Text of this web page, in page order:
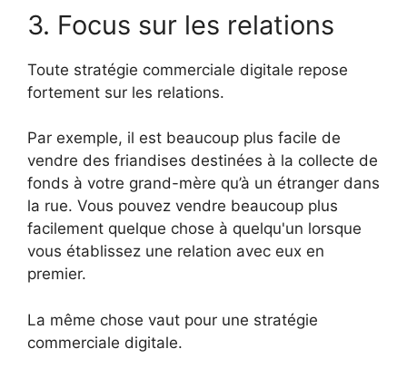
3. Focus sur les relations
Toute stratégie commerciale digitale repose
fortement sur les relations.
Par exemple, il est beaucoup plus facile de
vendre des friandises destinées à la collecte de
fonds à votre grand-mère qu’à un étranger dans
la rue. Vous pouvez vendre beaucoup plus
facilement quelque chose à quelqu'un lorsque
vous établissez une relation avec eux en
premier.
La même chose vaut pour une stratégie
commerciale digitale.